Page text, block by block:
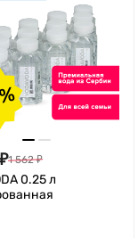
₽1 562 ₽
0.25 л